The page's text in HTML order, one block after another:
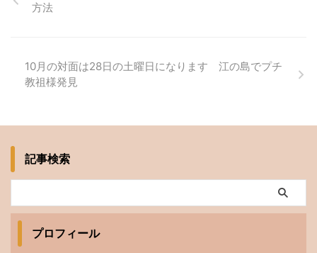
方法
10月の対面は28日の土曜日になります 江の島でプチ
教祖様発見
記事検索
プロフィール